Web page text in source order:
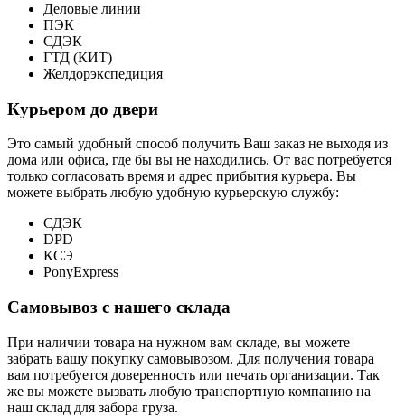
Деловые линии
ПЭК
СДЭК
ГТД (КИТ)
Желдорэкспедиция
Курьером до двери
Это самый удобный способ получить Ваш заказ не выходя из
дома или офиса, где бы вы не находились. От вас потребуется
только согласовать время и адрес прибытия курьера. Вы
можете выбрать любую удобную курьерскую службу:
СДЭК
DPD
КСЭ
PonyExpress
Самовывоз с нашего склада
При наличии товара на нужном вам складе, вы можете
забрать вашу покупку самовывозом. Для получения товара
вам потребуется доверенность или печать организации. Так
же вы можете вызвать любую транспортную компанию на
наш склад для забора груза.